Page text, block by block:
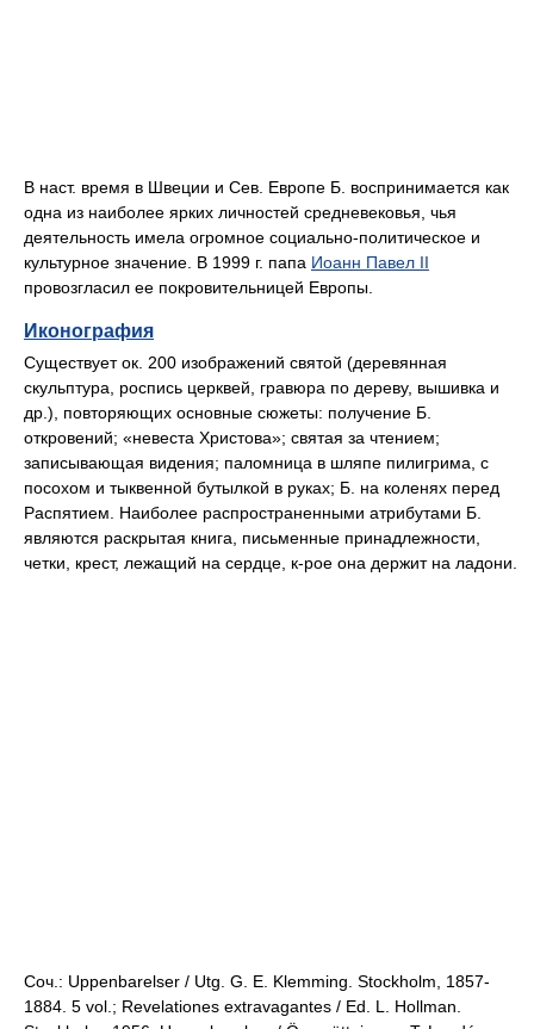
В наст. время в Швеции и Сев. Европе Б. воспринимается как
одна из наиболее ярких личностей средневековья, чья
деятельность имела огромное социально-политическое и
культурное значение. В 1999 г. папа Иоанн Павел II
провозгласил ее покровительницей Европы.
Иконография
Существует ок. 200 изображений святой (деревянная
скульптура, роспись церквей, гравюра по дереву, вышивка и
др.), повторяющих основные сюжеты: получение Б.
откровений; «невеста Христова»; святая за чтением;
записывающая видения; паломница в шляпе пилигрима, с
посохом и тыквенной бутылкой в руках; Б. на коленях перед
Распятием. Наиболее распространенными атрибутами Б.
являются раскрытая книга, письменные принадлежности,
четки, крест, лежащий на сердце, к-рое она держит на ладони.
Соч.: Uppenbarelser / Utg. G. E. Klemming. Stockholm, 1857-
1884. 5 vol.; Revelationes extravagantes / Ed. L. Hollman.